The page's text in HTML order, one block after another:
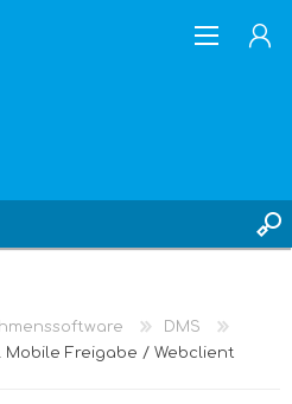
DMS
Mobile Freigabe / Webclient